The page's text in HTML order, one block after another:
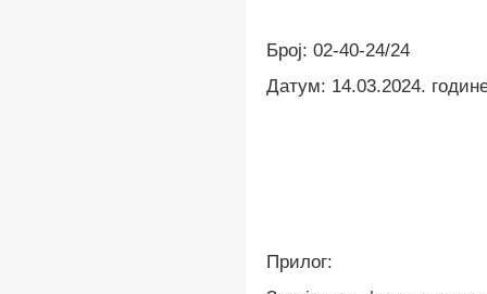
Број: 02-40-24/24
Датум: 14.03.2024.
Прилог: